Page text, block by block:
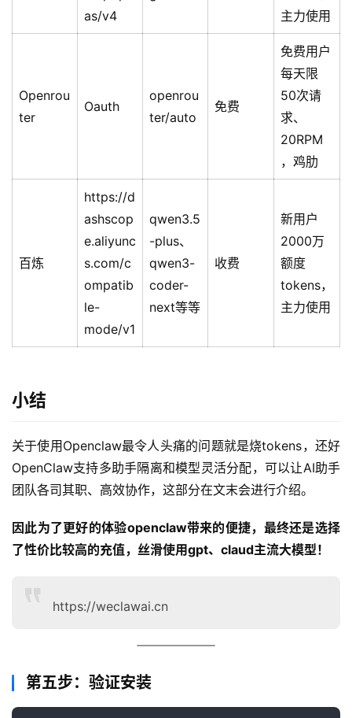
as/v4
主力使用
Openrou
ter
Oauth
openrou
ter/auto
免费
免费用户
每天限
50次请
求、
20RPM
，鸡肋
百炼
https://d
ashscop
e.aliyunc
s.com/c
ompatib
le-
mode/v1
qwen3.5
-plus、
qwen3-
coder-
next等等
收费
新用户
2000万
额度
tokens，
主力使用
小结
关于使用Openclaw最令人头痛的问题就是烧tokens，还好
OpenClaw支持多助手隔离和模型灵活分配，可以让AI助手
团队各司其职、高效协作，这部分在文末会进行介绍。
因此为了更好的体验openclaw带来的便捷，最终还是选择
了性价比较高的充值，丝滑使用gpt、claud主流大模型！
https://weclawai.cn
第五步：验证安装